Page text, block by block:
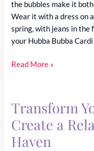
the bubbles make it
Wear it with a dress on
spring, with jeans in the
your Hubba Bubba
Booble
Read More »
Transform
Create a
Haven